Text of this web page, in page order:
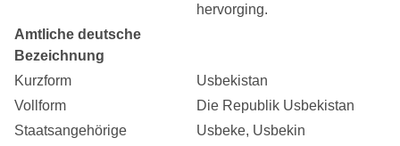
hervorging.
Amtliche deutsche
Bezeichnung
Kurzform
Usbekistan
Vollform
Die Republik Usbekistan
Staatsangehörige
Usbeke, Usbekin